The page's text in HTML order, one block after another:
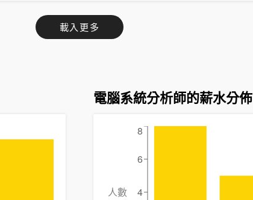
載入更多
電腦系統分析師的薪水分佈
4
6
8
人數